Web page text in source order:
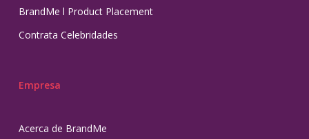
BrandMe l Product Placement
Contrata Celebridades
Empresa
Acerca de BrandMe